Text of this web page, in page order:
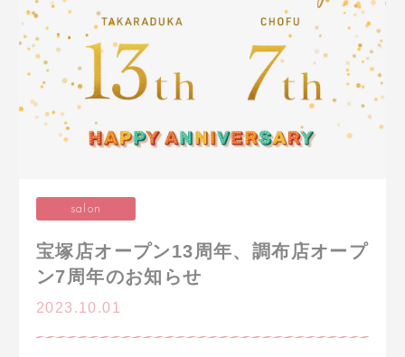
COMPANY
Q&A
salon
宝塚店オープン13周年、調布店オープ
ン7周年のお知らせ
2023.10.01